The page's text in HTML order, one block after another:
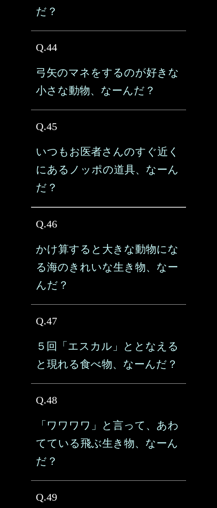
だ？
Q.44
弓矢のマネをするのが好きな
小さな動物、なーんだ？
Q.45
いつもお医者さんのすぐ近く
にあるノッポの道具、なーん
だ？
Q.46
かけ算すると大きな動物にな
る海のきれいな生き物、なー
んだ？
Q.47
５回「エスカル」ととなえる
と現れる食べ物、なーんだ？
Q.48
「ワワワワ」と言って、あわ
てている飛ぶ生き物、なーん
だ？
Q.49